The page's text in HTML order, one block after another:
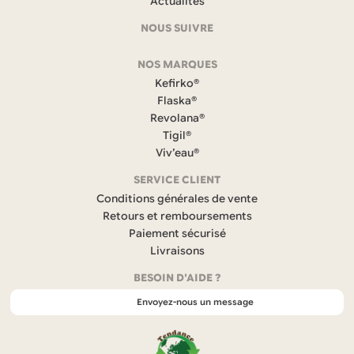
coordonnéesNOUS SUIVRE
a
c
e
b
o
o
k
s
o
u
v
r
d
a
n
u
n
NOS MARQUES
Kefirko®
Flaska®
Revolana®
Tigil®
Viv’eau®
SERVICE CLIENT
Conditions générales de vente
Retours et remboursements
Paiement sécurisé
Livraisons
BESOIN D'AIDE ?
Envoyez-nous un message